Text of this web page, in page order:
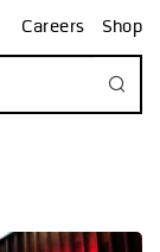
Careers Shop